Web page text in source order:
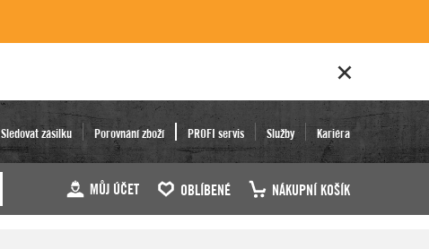
Sledovat zásilku Porovnání zboží PROFI servis Služby Kariéra
MŮJ ÚČET OBLÍBENÉ NÁKUPNÍ KOŠÍK